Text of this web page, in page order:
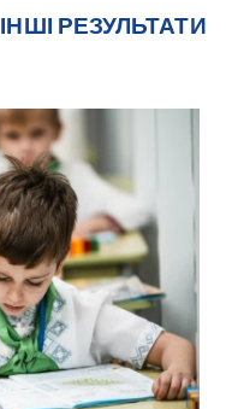
ІНШІ РЕЗУЛЬТАТИ